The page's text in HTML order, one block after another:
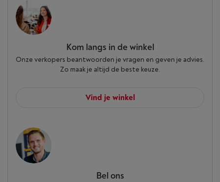
Kom langs in de winkel
Onze verkopers beantwoorden je vragen en geven je advies.
Zo maak je altijd de beste keuze.
Vind je winkel
Bel ons